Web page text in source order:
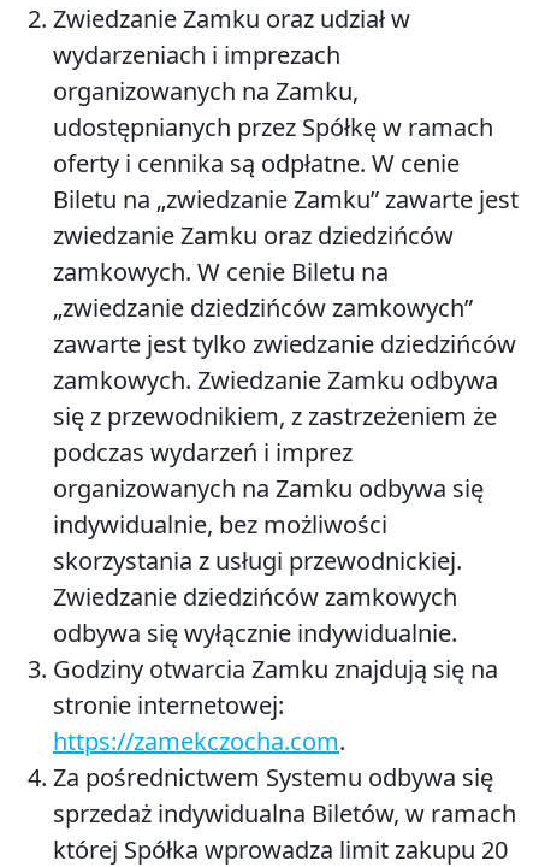
Zwiedzanie Zamku oraz udział w
wydarzeniach i imprezach
organizowanych na Zamku,
udostępnianych przez Spółkę w ramach
oferty i cennika są odpłatne. W cenie
Biletu na „zwiedzanie Zamku” zawarte jest
zwiedzanie Zamku oraz dziedzińców
zamkowych. W cenie Biletu na
„zwiedzanie dziedzińców zamkowych”
zawarte jest tylko zwiedzanie dziedzińców
zamkowych. Zwiedzanie Zamku odbywa
się z przewodnikiem, z zastrzeżeniem że
podczas wydarzeń i imprez
organizowanych na Zamku odbywa się
indywidualnie, bez możliwości
skorzystania z usługi przewodnickiej.
Zwiedzanie dziedzińców zamkowych
odbywa się wyłącznie indywidualnie.
Godziny otwarcia Zamku znajdują się na
stronie internetowej:
https://zamekczocha.com.
Za pośrednictwem Systemu odbywa się
sprzedaż indywidualna Biletów, w ramach
której Spółka wprowadza limit zakupu 20